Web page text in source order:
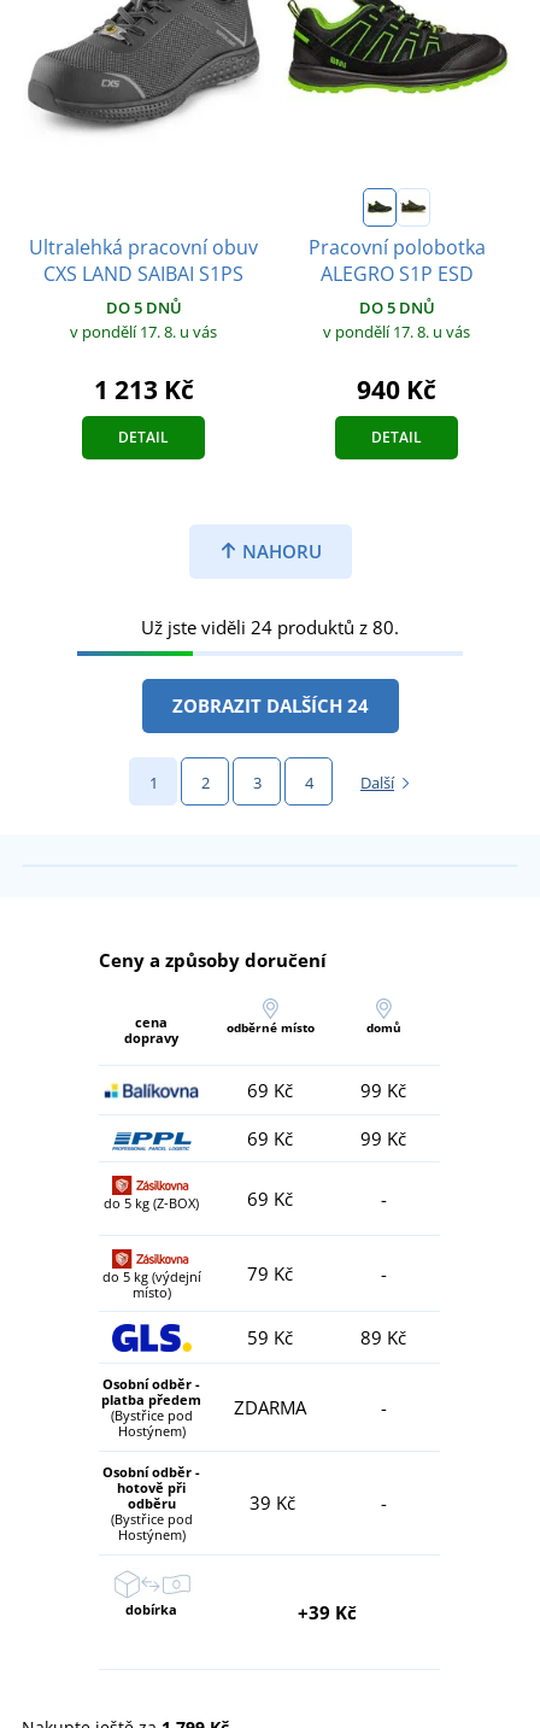
Ultralehká pracovní obuv
CXS LAND SAIBAI S1PS
DO 5 DNŮ
v pondělí 17. 8. u vás
1 213 Kč
DETAIL
Pracovní polobotka
ALEGRO S1P ESD
DO 5 DNŮ
v pondělí 17. 8. u vás
940 Kč
DETAIL
NAHORU
Už jste viděli 24 produktů z 80.
ZOBRAZIT DALŠÍCH 24
1 2 3 4 Další
Ceny a způsoby doručení
cena
dopravy
odběrné místo domů
69 Kč
99 Kč
69 Kč
99 Kč
do 5 kg (Z-BOX) 69 Kč -
do 5 kg (výdejní
místo)
79 Kč -
59 Kč 89 Kč
Osobní odběr -
platba předem
(Bystřice pod
Hostýnem)
ZDARMA -
Osobní odběr -
hotově při
odběru
(Bystřice pod
Hostýnem)
39 Kč -
dobírka +39 Kč